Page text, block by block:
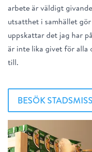
arbete är väldigt
utsatthet i samhället
uppskattar det jag har
är inte lika givet för alla
till.
BESÖK